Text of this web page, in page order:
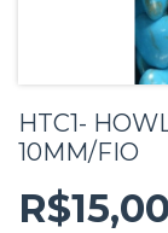
HTC1-
10MM/FIO
R$15,00